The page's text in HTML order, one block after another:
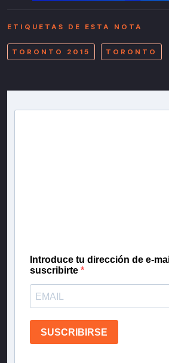
ETIQUETAS DE ESTA NOTA
TORONTO 2015 TORONTO
Introduce tu dirección de e-
suscribirte
SUSCRIBIRSE